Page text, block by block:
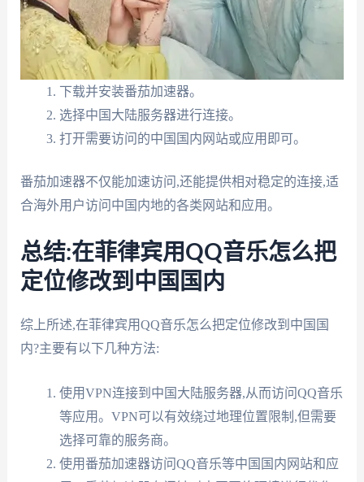
下载并安装番茄加速器。
选择中国大陆服务器进行连接。
打开需要访问的中国国内网站或应用即可。
番茄加速器不仅能加速访问,还能提供相对稳定的连接,适
合海外用户访问中国内地的各类网站和应用。
总结:在菲律宾用QQ音乐怎么把
定位修改到中国国内
综上所述,在菲律宾用QQ音乐怎么把定位修改到中国国
内?主要有以下几种方法:
使用VPN连接到中国大陆服务器,从而访问QQ音乐
等应用。VPN可以有效绕过地理位置限制,但需要
选择可靠的服务商。
使用番茄加速器访问QQ音乐等中国国内网站和应